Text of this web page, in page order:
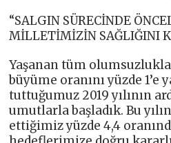
“SALGIN SÜRECİNDE
MİLLETİMİZİN SAĞLIĞINI
Yaşanan tüm
büyüme oranını yüzde 1’e
tuttuğumuz 2019 yılının
umutlarla başladık. Bu
ettiğimiz yüzde 4,4